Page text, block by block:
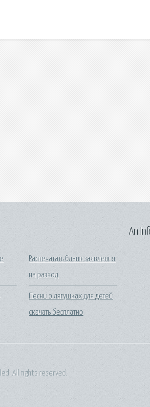
Распечатать бланк заявления
на развод
Песни о лягушках для детей
скачать бесплатно
An
All rights reserved.